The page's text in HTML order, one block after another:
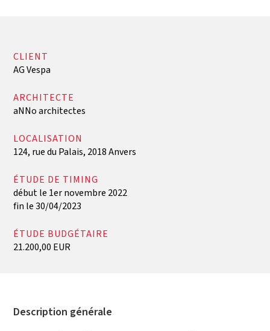
CLIENT
AG Vespa
ARCHITECTE
aNNo architectes
LOCALISATION
124, rue du Palais, 2018 Anvers
ÉTUDE DE TIMING
début le 1er novembre 2022
fin le 30/04/2023
ÉTUDE BUDGÉTAIRE
21.200,00 EUR
Description générale